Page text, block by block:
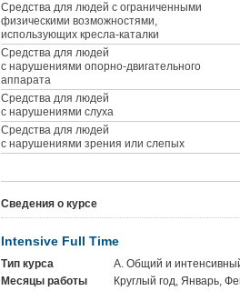
Средства для людей с ограниченными
физическими возможностями,
использующих кресла-каталки
Средства для людей
с нарушениями опорно-двигательного
аппарата
Средства для людей
с нарушениями слуха
Средства для людей
с нарушениями зрения или слепых
Сведения о курсе
Intensive Full Time
Тип курса
A. Общий и
Месяцы работы
Круглый год, Январь,